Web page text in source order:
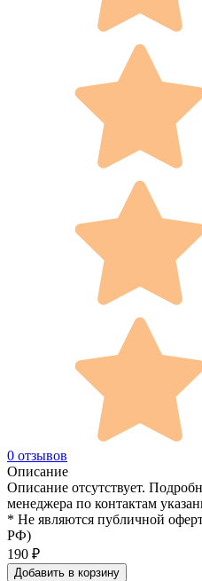
0 отзывов
Описание
Описание отсутствует.
менеджера по контактам
* Не являются публичной
РФ)
190 ₽
Добавить в корзину